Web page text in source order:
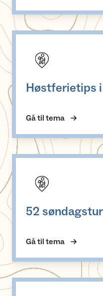
Høstferietips
Gå til tema
52
Gå til tema